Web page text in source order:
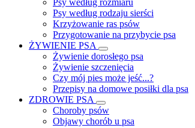
Psy według rozmiaru
Psy według rodzaju sierści
Krzyżowanie ras psów
Przygotowanie na przybycie psa
ŻYWIENIE PSA
Żywienie dorosłego psa
Żywienie szczenięcia
Czy mój pies może jeść...?
Przepisy na domowe posiłki dla psa
ZDROWIE PSA
Choroby psów
Objawy chorób u psa